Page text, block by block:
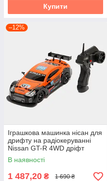
Купити
–12%
Іграшкова машинка нісан для
дрифту на радіокеруванні
Nissan GT-R 4WD дріфт
машинка 28 см СВІТЛО ПАР
В наявності
1 487,20 ₴ 1 690 ₴